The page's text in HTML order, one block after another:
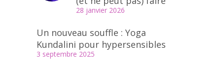
28 janvier 2026
Un nouveau souffle : Yoga
Kundalini pour hypersensibles
3 septembre 2025